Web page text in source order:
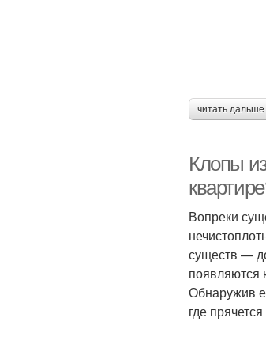
читать
Клопы
Вопреки
существ —
появляются
Обнаружив
где